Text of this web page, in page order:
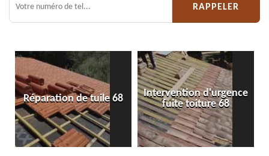
Réparation de tuile 68
Intervention d'urgence
fuite toiture 68